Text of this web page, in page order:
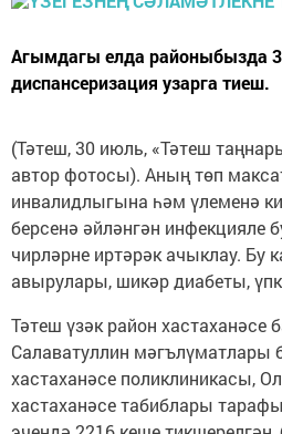
Агымдагы елда районыбызда
диспансеризация узарга тиеш.
(Тәтеш, 30 июль, «Тәтеш
автор фотосы). Аның төп
инвалидлыгына һәм үлеменә
берсенә әйләнгән инфекцияле
чирләрне иртәрәк ачыклау. Бу
авырулары, шикәр диабеты,
Тәтеш үзәк район хастаханәсе
Салаватуллин мәгълүматлары
хастаханәсе полик­линикасы,
хастаханәсе табиблары